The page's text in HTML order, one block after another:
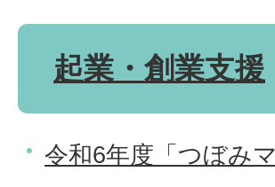
起業・創業支援
令和6年度「つぼみ